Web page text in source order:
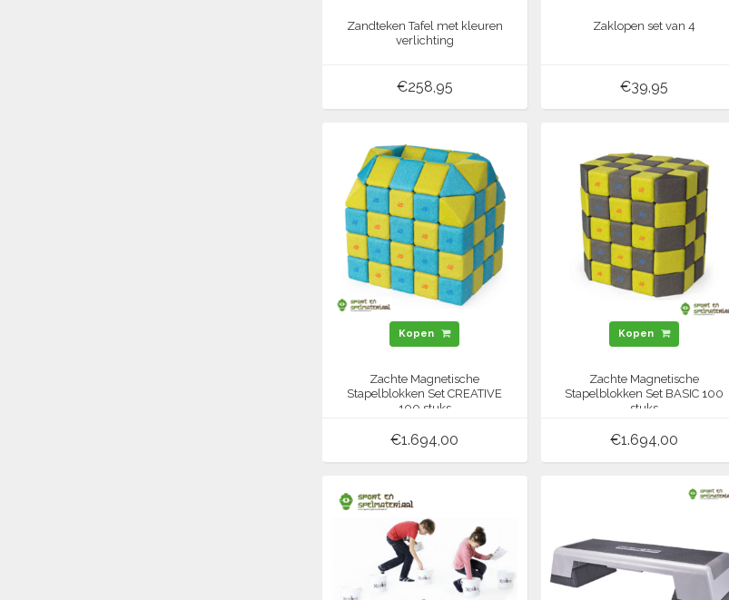
Zandteken Tafel met kleuren
verlichting
€258,95
Zaklopen set van 4
€39,95
Kopen
Zachte Magnetische
Stapelblokken Set CREATIVE
100 stuks
€1.694,00
Kopen
Zachte Magnetische
Stapelblokken Set BASIC 100
stuks
€1.694,00